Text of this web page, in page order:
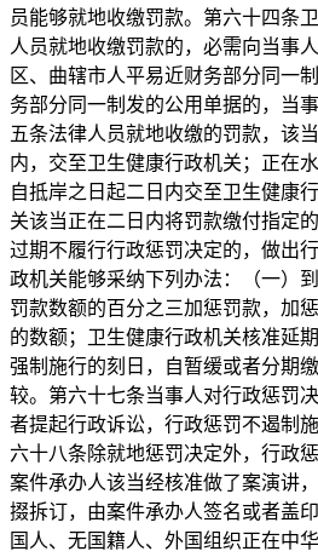
员能够就地收缴罚款。第六十四条
人员就地收缴罚款的，必需向当事
区、曲辖市人平易近财务部分同一
务部分同一制发的公用单据的，当
五条法律人员就地收缴的罚款，该
内，交至卫生健康行政机关；正在
自抵岸之日起二日内交至卫生健康
关该当正在二日内将罚款缴付指定
过期不履行行政惩罚决定的，做出
政机关能够采纳下列办法：（一）
罚款数额的百分之三加惩罚款，加
的数额；卫生健康行政机关核准延
强制施行的刻日，自暂缓或者分期
较。第六十七条当事人对行政惩罚
者提起行政诉讼，行政惩罚不遏制
六十八条除就地惩罚决定外，行政
案件承办人该当经核准做了案演讲
掇拆订，由案件承办人签名或者盖
国人、无国籍人、外国组织正在中